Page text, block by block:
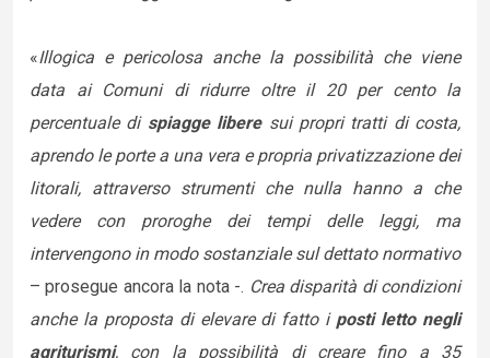
«Illogica e pericolosa anche la possibilità che viene
data ai Comuni di ridurre oltre il 20 per cento la
percentuale di spiagge liberesui propri tratti di costa,
aprendo le porte a una vera e propria privatizzazione dei
litorali, attraverso strumenti che nulla hanno a che
vedere con proroghe dei tempi delle leggi, ma
intervengono in modo sostanziale sul dettato normativo
– prosegue ancora la nota -. Crea disparità di condizioni
anche la proposta di elevare di fatto i posti letto negli
agriturismi, con la possibilità di creare fino a 35